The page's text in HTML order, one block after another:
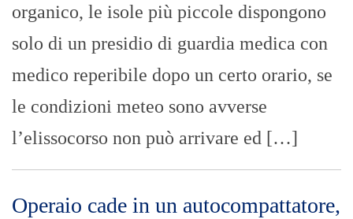
organico, le isole più piccole dispongono
solo di un presidio di guardia medica con
medico reperibile dopo un certo orario, se
le condizioni meteo sono avverse
l’elissocorso non può arrivare ed […]
Operaio cade in un autocompattatore,